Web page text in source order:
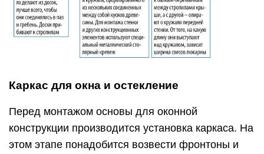
Каркас для окна и остекление
Перед монтажом основы для оконной
конструкции производится установка каркаса. На
этом этапе понадобится возвести фронтоны и